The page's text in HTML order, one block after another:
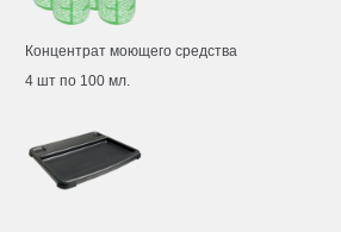
Концентрат моющего средства
4 шт по 100 мл.